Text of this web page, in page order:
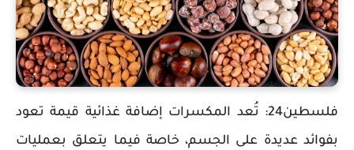
فلسطين24: تُعد المكسرات إضافة غذائية قيمة تعود
بفوائد عديدة على الجسم، خاصة فيما يتعلق بعمليات